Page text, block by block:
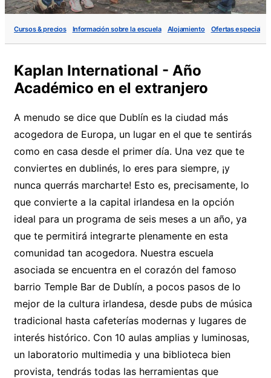
Cursos & precios Información sobre la escuela Alojamiento Ofertas especiales
Kaplan International - Año
Académico en el extranjero
A menudo se dice que Dublín es la ciudad más
acogedora de Europa, un lugar en el que te sentirás
como en casa desde el primer día. Una vez que te
conviertes en dublinés, lo eres para siempre, ¡y
nunca querrás marcharte! Esto es, precisamente, lo
que convierte a la capital irlandesa en la opción
ideal para un programa de seis meses a un año, ya
que te permitirá integrarte plenamente en esta
comunidad tan acogedora. Nuestra escuela
asociada se encuentra en el corazón del famoso
barrio Temple Bar de Dublín, a pocos pasos de lo
mejor de la cultura irlandesa, desde pubs de música
tradicional hasta cafeterías modernas y lugares de
interés histórico. Con 10 aulas amplias y luminosas,
un laboratorio multimedia y una biblioteca bien
provista, tendrás todas las herramientas que